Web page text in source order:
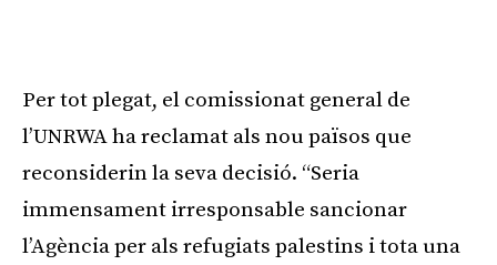
Per tot plegat, el comissionat general de
l’UNRWA ha reclamat als nou països que
reconsiderin la seva decisió. “Seria
immensament irresponsable sancionar
l’Agència per als refugiats palestins i tota una